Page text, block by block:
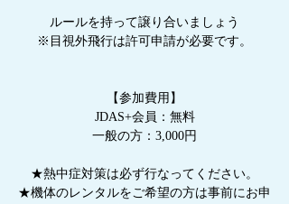
ルールを持って譲り合いましょう
※目視外飛行は許可申請が必要です。
【参加費用】
JDAS+会員：無料
一般の方：3,000円
★熱中症対策は必ず行なってください。
★機体のレンタルをご希望の方は事前にお申